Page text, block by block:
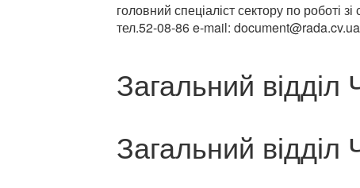
головний спеціаліст сектору по роботі
тел.52-08-86 e-mail: document@rada.cv.ua
Загальний відділ
Загальний відділ